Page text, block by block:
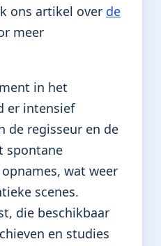
ons artikel over de
meer
in het
er intensief
de regisseur en de
spontane
wat weer
scenes.
die beschikbaar
en studies